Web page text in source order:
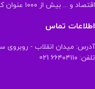
اقتصاد و ... بیش از ۱۰۰۰ عنوان کتاب روانه بازار نشر کرده است .
اطلاعات تماس
آدرس: میدان انقلاب - روبروی
تلفن: ۶۶۴۰۴۱۱۰ 021